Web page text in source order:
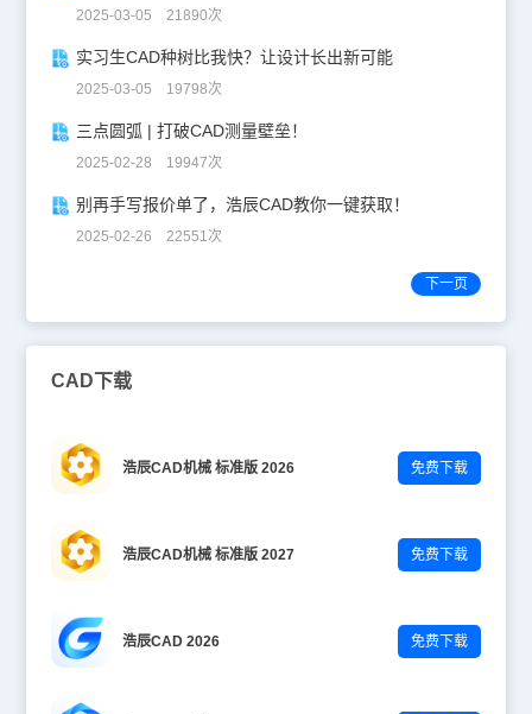
2025-03-05 21890次
实习生CAD种树比我快？让设计长出新可能
2025-03-05 19798次
三点圆弧 | 打破CAD测量壁垒！
2025-02-28 19947次
别再手写报价单了，浩辰CAD教你一键获取！
2025-02-26 22551次
下一页
CAD下载
浩辰CAD机械 标准版 2026 免费下载
浩辰CAD机械 标准版 2027 免费下载
浩辰CAD 2026 免费下载